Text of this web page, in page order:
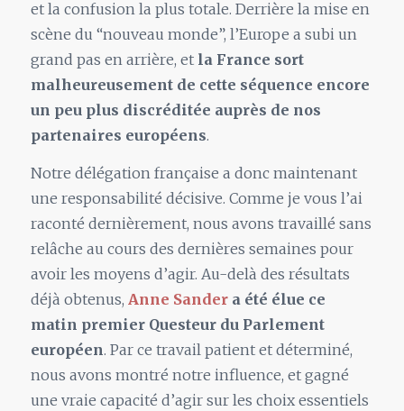
et la confusion la plus totale. Derrière la mise en
scène du “nouveau monde”, l’Europe a subi un
grand pas en arrière, et la France sort
malheureusement de cette séquence encore
un peu plus discréditée auprès de nos
partenaires européens.
Notre délégation française a donc maintenant
une responsabilité décisive. Comme je vous l’ai
raconté dernièrement, nous avons travaillé sans
relâche au cours des dernières semaines pour
avoir les moyens d’agir. Au-delà des résultats
déjà obtenus, Anne Sandera été élue ce
matin premier Questeur du Parlement
européen. Par ce travail patient et déterminé,
nous avons montré notre influence, et gagné
une vraie capacité d’agir sur les choix essentiels